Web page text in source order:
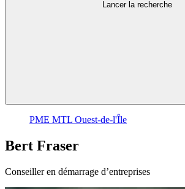
Lancer la recherche
PME MTL Ouest-de-l'Île
Bert Fraser
Conseiller en démarrage d’entreprises